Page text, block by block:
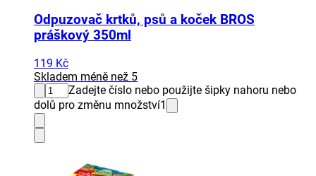
Odpuzovač krtků, psů a koček BROS
práškový 350ml
119 Kč
Skladem méně než 5
Zadejte číslo nebo použijte šipky nahoru nebo
dolů pro změnu množství1